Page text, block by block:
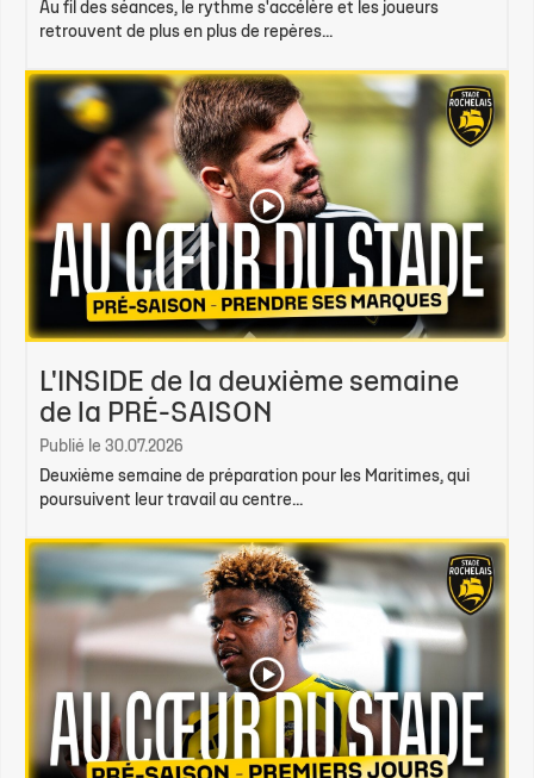
Au fil des séances, le rythme s'accélère et les joueurs
retrouvent de plus en plus de repères...
L'INSIDE de la deuxième semaine
de la PRÉ-SAISON
Publié le 30.07.2026
Deuxième semaine de préparation pour les Maritimes, qui
poursuivent leur travail au centre...